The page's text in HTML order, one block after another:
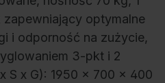
optymalne
i odporność na zużycie,
3-pkt i 2
S x G): 1950 x 700 x 400